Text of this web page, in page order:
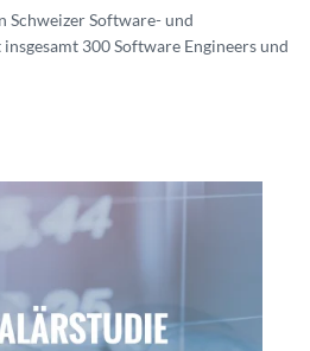
Schweizer Software- und
300 Software Engineers und